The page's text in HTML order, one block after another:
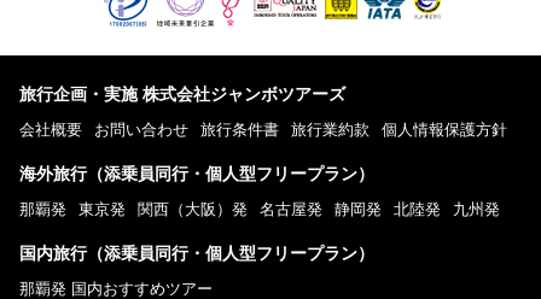
旅行企画・実施 株式会社ジャンボツアーズ
会社概要 お問い合わせ 旅行条件書 旅行業約款 個人情報保護方針
海外旅行（添乗員同行・個人型フリープラン）
那覇発 東京発 関西（大阪）発 名古屋発 静岡発 北陸発 九州発
国内旅行（添乗員同行・個人型フリープラン）
那覇発 国内おすすめツアー